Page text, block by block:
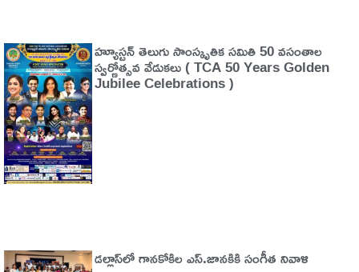
హ్యూస్టన్ తెలుగు సాంస్కృతిక సమితి 50 వసంతాల
స్వర్ణోత్సవ వేడుకలు ( TCA 50 Years Golden
Jubilee Celebrations )
డల్లాస్‌లో గానకోకిల ఎస్.జానకికి సంగీత నివాళి